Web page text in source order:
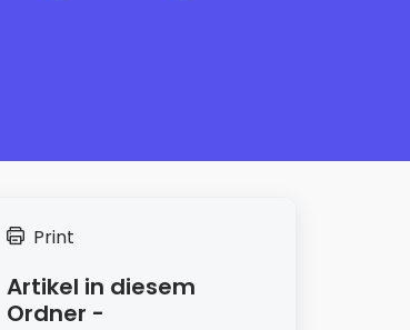
Print
Artikel in diesem
Ordner -